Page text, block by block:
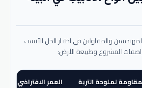
والمقاولين في اختيار الحل الأنسب
المشروع وطبيعة الأرض:
لملوحة التربة العمر الافتراضي